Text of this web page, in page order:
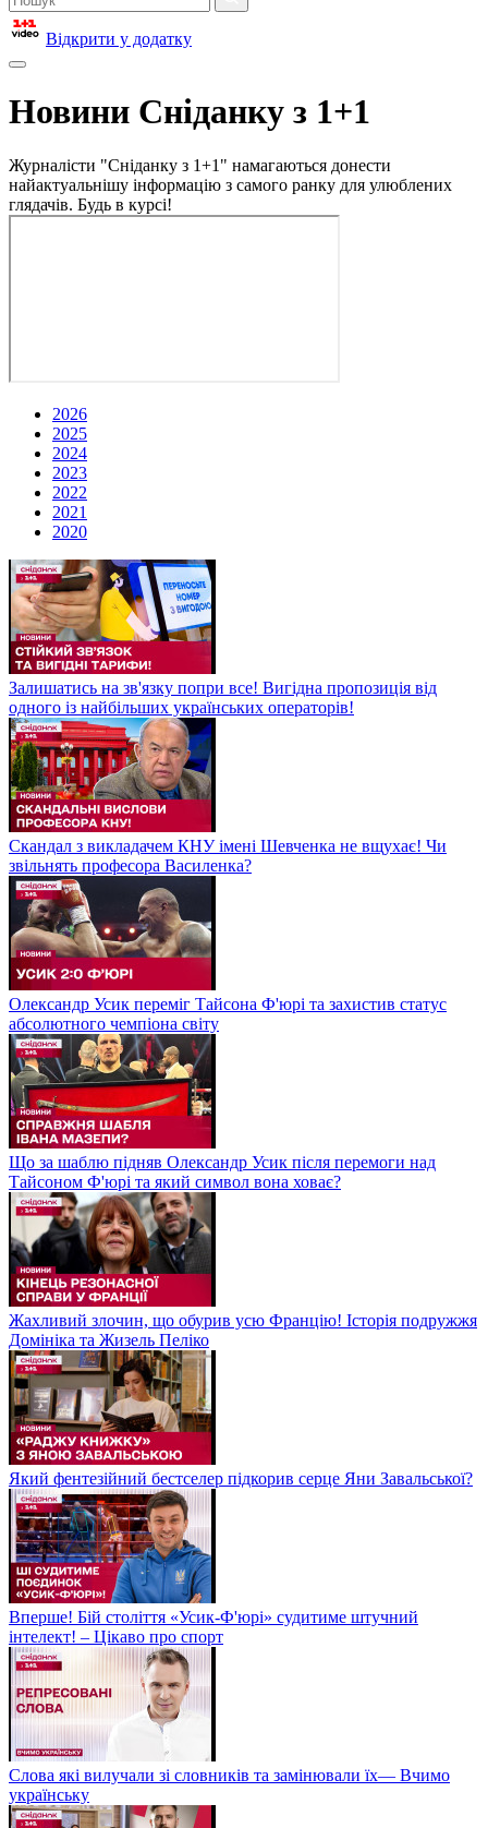
Відкрити у додатку
Новини Сніданку з 1+1
Журналісти "Сніданку з 1+1" намагаються донести
найактуальнішу інформацію з самого ранку для улюблених
глядачів. Будь в курсі!
2026
2025
2024
2023
2022
2021
2020
Залишатись на зв'язку попри все! Вигідна пропозиція від
одного із найбільших українських операторів!
Скандал з викладачем КНУ імені Шевченка не вщухає! Чи
звільнять професора Василенка?
Олександр Усик переміг Тайсона Ф'юрі та захистив статус
абсолютного чемпіона світу
Що за шаблю підняв Олександр Усик після перемоги над
Тайсоном Ф'юрі та який символ вона ховає?
Жахливий злочин, що обурив усю Францію! Історія подружжя
Домініка та Жизель Пеліко
Який фентезійний бестселер підкорив серце Яни Завальської?
Вперше! Бій століття «Усик-Ф'юрі» судитиме штучний
інтелект! – Цікаво про спорт
Слова які вилучали зі словників та замінювали їх— Вчимо
українську